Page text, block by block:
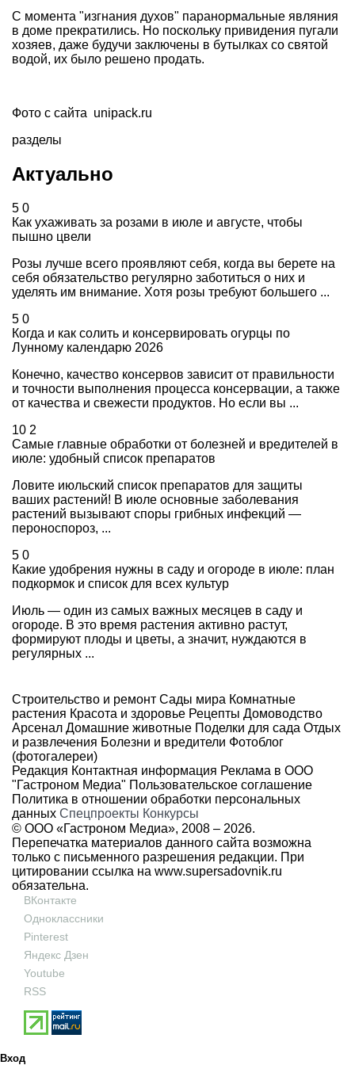
С момента "изгнания духов" паранормальные являния
в доме прекратились. Но поскольку привидения пугали
хозяев, даже будучи заключены в бутылках со святой
водой, их было решено продать.
Фото с сайта unipack.ru
разделы
Актуально
5 0
Как ухаживать за розами в июле и августе, чтобы
пышно цвели
Розы лучше всего проявляют себя, когда вы берете на
себя обязательство регулярно заботиться о них и
уделять им внимание. Хотя розы требуют большего ...
5 0
Когда и как солить и консервировать огурцы по
Лунному календарю 2026
Конечно, качество консервов зависит от правильности
и точности выполнения процесса консервации, а также
от качества и свежести продуктов. Но если вы ...
10 2
Самые главные обработки от болезней и вредителей в
июле: удобный список препаратов
Ловите июльский список препаратов для защиты
ваших растений! В июле основные заболевания
растений вызывают споры грибных инфекций —
пероноспороз, ...
5 0
Какие удобрения нужны в саду и огороде в июле: план
подкормок и список для всех культур
Июль — один из самых важных месяцев в саду и
огороде. В это время растения активно растут,
формируют плоды и цветы, а значит, нуждаются в
регулярных ...
Строительство и ремонт Сады мира Комнатные
растения Красота и здоровье Рецепты Домоводство
Арсенал Домашние животные Поделки для сада Отдых
и развлечения Болезни и вредители Фотоблог
(фотогалереи)
Редакция Контактная информация Реклама в ООО
"Гастроном Медиа" Пользовательское соглашение
Политика в отношении обработки персональных
данных Спецпроекты Конкурсы
© ООО «Гастроном Медиа», 2008 – 2026.
Перепечатка материалов данного сайта возможна
только с письменного разрешения редакции. При
цитировании ссылка на www.supersadovnik.ru
обязательна.
ВКонтакте
Одноклассники
Pinterest
Яндекс Дзен
Youtube
RSS
Вход